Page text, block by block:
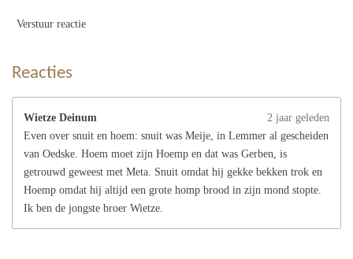
Verstuur reactie
Reacties
Wietze Deinum
2 jaar geleden
Even over snuit en hoem: snuit was Meije, in Lemmer al gescheiden
van Oedske. Hoem moet zijn Hoemp en dat was Gerben, is
getrouwd geweest met Meta. Snuit omdat hij gekke bekken trok en
Hoemp omdat hij altijd een grote homp brood in zijn mond stopte.
Ik ben de jongste broer Wietze.